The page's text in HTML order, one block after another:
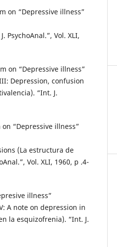
on “Depressive illness”
PsychoAnal.”, Vol. XLI,
on “Depressive illness”
Depression, confusion
“Int. J.
on “Depressive illness”
(La estructura de
Vol. XLI, 1960, p .4-
illness”
A note on depression in
la esquizofrenia). “Int. J.